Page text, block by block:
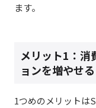
ます。
メリット1：消
ョンを増やせる
1つめのメリットは